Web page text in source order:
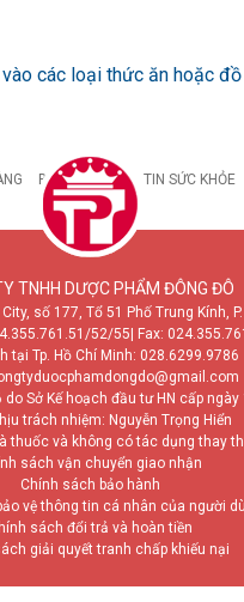
các loại thức ăn hoặc đồ
BỆNH DẠ DÀY TIN SỨC KHỎE
TNHH DƯỢC PHẨM ĐÔNG ĐÔ
số 177, Tổ 51 Phố Trung Kính, P.
52/55 | Fax:
tại Tp. Hồ Chí Minh: 028.6299.9786
do Sở Kế hoạch đầu tư HN cấp
trách nhiệm: Nguyễn Trọng Hiển
thuốc và không có tác dụng thay
sách vận chuyển giao nhận
Chính sách bảo hành
vệ thông tin cá nhân của người
sách đổi trả và hoàn tiền
giải quyết tranh chấp khiếu nại